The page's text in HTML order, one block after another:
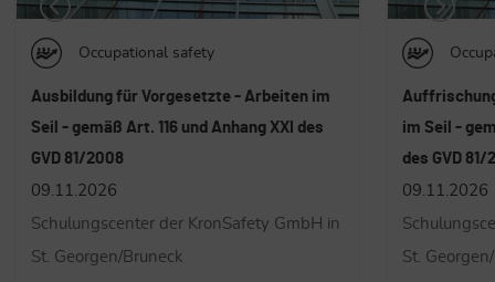
Occupational safety
Auffrischung für Vorgesetzte - Arbeiten
im Seil - gemäß Art. 116 und Anhang XXI
des GVD 81/2008
09.11.2026
Schulungscenter der KronSafety GmbH in
St. Georgen/Bruneck
inkl.
Art. 116 und
Basismodul
19 -